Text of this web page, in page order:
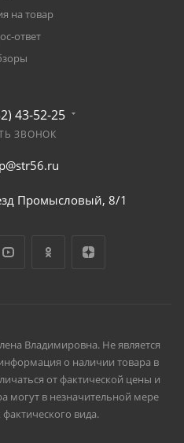
на товар
ответ
43-52-25
ЗВОНОК
Промысловый, 8/1
Владимировна. Не является
о наличии товара в
от фактической цены и
могут в незначительной мере
вида.